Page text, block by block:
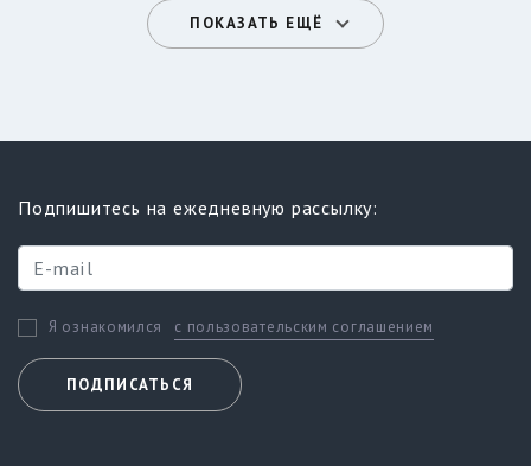
ПОКАЗАТЬ ЕЩЁ
Подпишитесь на ежедневную рассылку:
Я ознакомился с пользовательским соглашением
ПОДПИСАТЬСЯ